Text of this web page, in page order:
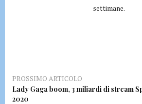
settimane.
PROSSIMO ARTICOLO
Lady Gaga boom, 3 miliardi di stream
2020